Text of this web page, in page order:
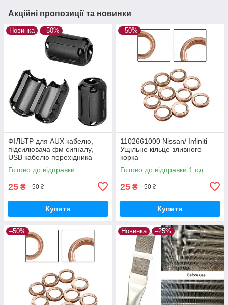
Акційні пропозиції та новинки
Новинка –50%
ФІЛЬТР для AUX кабелю,
підсилювача фм сигналу,
USB кабелю перехідника
Готово до відправки
25 ₴ 50 ₴
Купити
–50%
1102661000 Nissan/ Infiniti
Ущільне кільце зливного
корка
Готово до відправки 1 од.
25 ₴ 50 ₴
Купити
–50% Новинка –25%